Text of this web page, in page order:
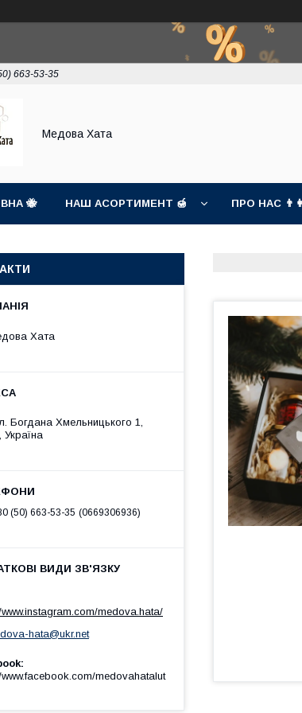
663-53-35
Медова Хата
🐝 НАШ АСОРТИМЕНТ 🍯 ПРО НАС
Хата
Богдана Хмельницького 1,
Україна
(50) 663-53-35 0669306936
medova.hata/
hata@ukr.net
medovahatalut